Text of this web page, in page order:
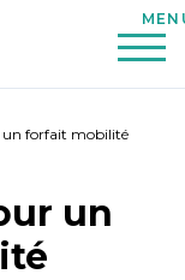
un forfait mobilité
un